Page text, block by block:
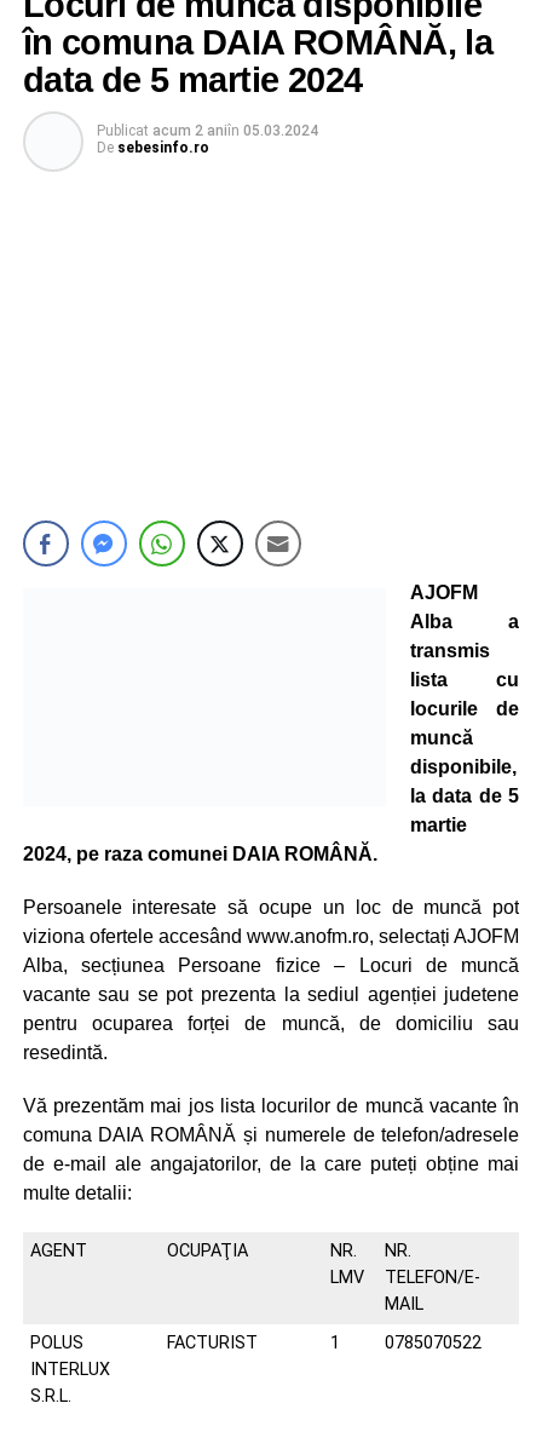
în comuna DAIA ROMÂNĂ, la
data de 5 martie 2024
Publicat acum 2 aniîn 05.03.2024
De sebesinfo.ro
AJOFM
Alba a
transmis
lista cu
locurile de
muncă
disponibile,
la data de 5
martie
2024, pe raza comunei DAIA ROMÂNĂ.
Persoanele interesate să ocupe un loc de muncă pot
viziona ofertele accesând www.anofm.ro, selectați AJOFM
Alba, secțiunea Persoane fizice – Locuri de muncă
vacante sau se pot prezenta la sediul agenției judetene
pentru ocuparea forței de muncă, de domiciliu sau
resedintă.
Vă prezentăm mai jos lista locurilor de muncă vacante în
comuna DAIA ROMÂNĂ și numerele de telefon/adresele
de e-mail ale angajatorilor, de la care puteți obține mai
multe detalii:
AGENT OCUPAŢIA
NR.
LMV
NR.
TELEFON/E-
MAIL
POLUS
INTERLUX
S.R.L.
FACTURIST 1 0785070522